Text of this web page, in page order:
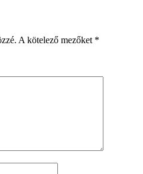
A kötelező mezőket *